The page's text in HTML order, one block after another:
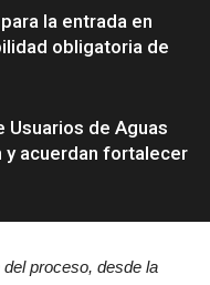
la entrada en
obligatoria de
Usuarios de Aguas
y acuerdan fortalecer
proceso, desde la